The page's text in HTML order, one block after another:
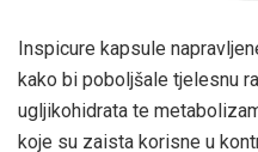
Inspicure kapsule
kako bi poboljšale tjelesnu
ugljikohidrata te
koje su zaista korisne u